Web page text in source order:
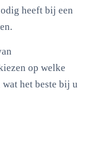
heeft bij een
op welke
het beste bij u